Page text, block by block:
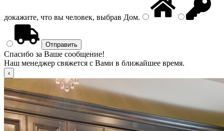
докажите, что вы человек, выбрав Дом.
Спасибо за Ваше сообщение!
Наш менеджер свяжется с Вами в ближайшее время.